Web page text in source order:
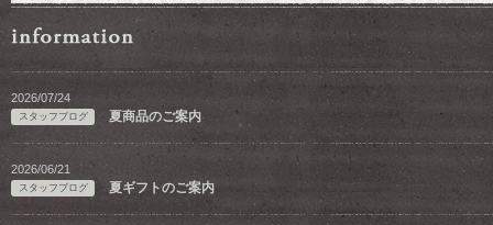
2026/07/24
スタッフブログ 夏商品のご案内
2026/06/21
スタッフブログ 夏ギフトのご案内